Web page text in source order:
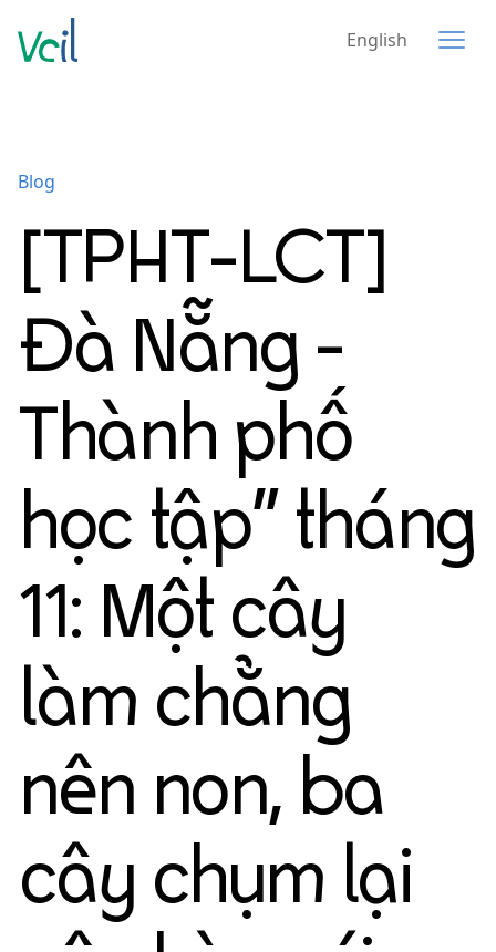
English
Blog
[TPHT-LCT]
Đà Nẵng -
Thành phố
học tập" tháng
11: Một cây
làm chẳng
nên non, ba
cây chụm lại